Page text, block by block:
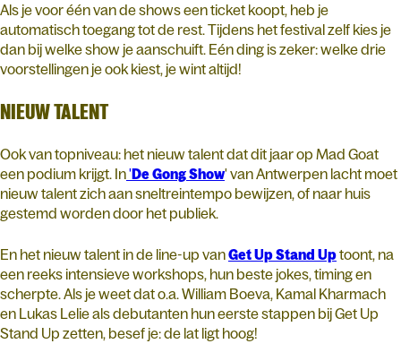
Als je voor één van de shows een ticket koopt, heb je
automatisch toegang tot de rest. Tijdens het festival zelf kies je
dan bij welke show je aanschuift. Eén ding is zeker: welke drie
voorstellingen je ook kiest, je wint altijd!
NIEUW TALENT
Ook van topniveau: het nieuw talent dat dit jaar op Mad Goat
een podium krijgt. In'DeGongShow' van Antwerpen lacht moet
nieuw talent zich aan sneltreintempo bewijzen, of naar huis
gestemd worden door het publiek.
En het nieuw talent in de line-up vanGetUpStand Uptoont, na
een reeks intensieve workshops, hun beste jokes, timing en
scherpte. Als je weet dat o.a. William Boeva, Kamal Kharmach
en Lukas Lelie als debutanten hun eerste stappen bij Get Up
Stand Up zetten, besef je: de lat ligt hoog!